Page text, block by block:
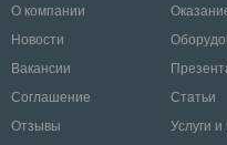
О компании
Новости
Вакансии
Соглашение
Отзывы
Статьи
Услуги